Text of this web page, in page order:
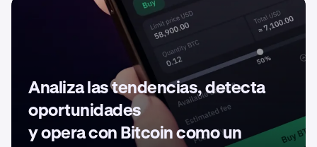
Analiza las tendencias, detecta
oportunidades
y opera con Bitcoin como un